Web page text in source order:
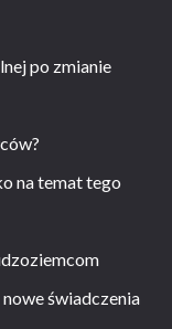
po zmianie
na temat tego
świadczenia